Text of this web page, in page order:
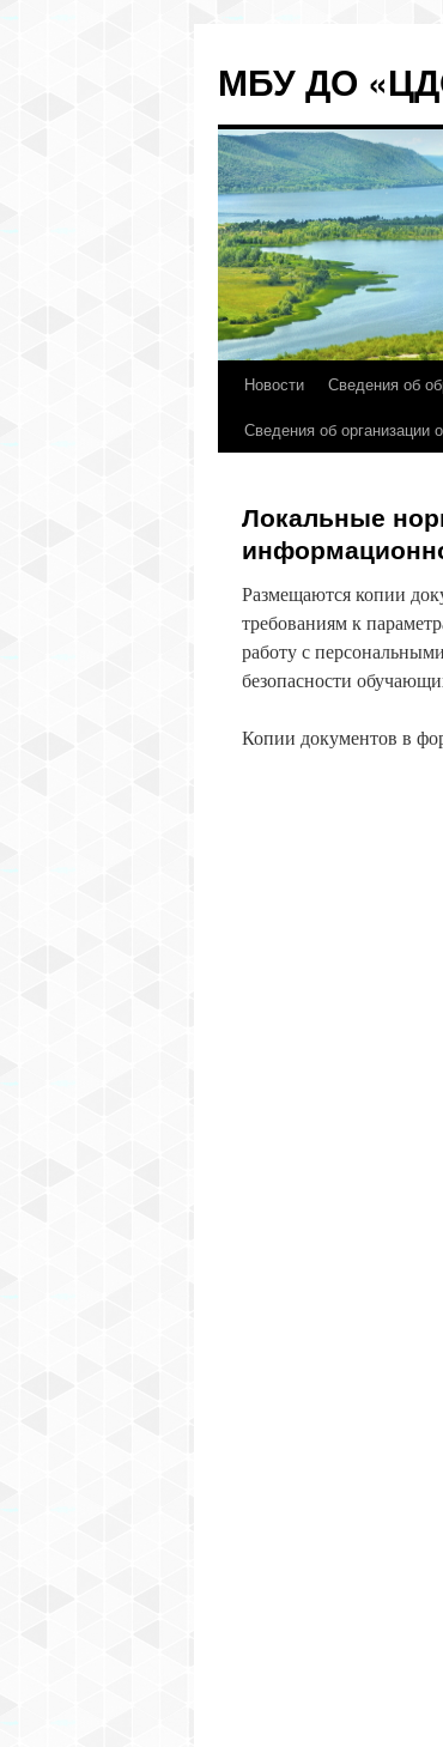
МБУ ДО
Перейти
Новости Сведения об
Сведения об организации
Локальные
Размещаются копии
требованиям к
работу с
безопасности
Копии документов в